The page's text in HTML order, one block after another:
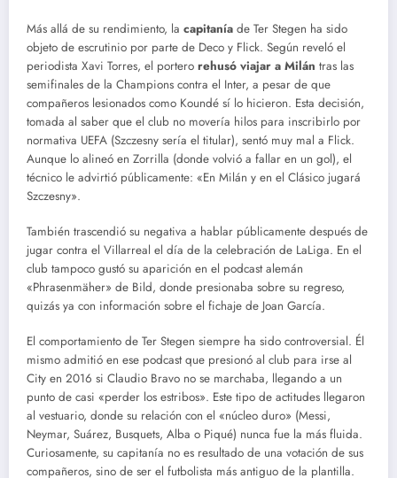
Más allá de su rendimiento, la capitanía de Ter Stegen ha sido
objeto de escrutinio por parte de Deco y Flick. Según reveló el
periodista Xavi Torres, el portero rehusó viajar a Milán tras las
semifinales de la Champions contra el Inter, a pesar de que
compañeros lesionados como Koundé sí lo hicieron. Esta decisión,
tomada al saber que el club no movería hilos para inscribirlo por
normativa UEFA (Szczesny sería el titular), sentó muy mal a Flick.
Aunque lo alineó en Zorrilla (donde volvió a fallar en un gol), el
técnico le advirtió públicamente: «En Milán y en el Clásico jugará
Szczesny».
También trascendió su negativa a hablar públicamente después de
jugar contra el Villarreal el día de la celebración de LaLiga. En el
club tampoco gustó su aparición en el podcast alemán
«Phrasenmäher» de Bild, donde presionaba sobre su regreso,
quizás ya con información sobre el fichaje de Joan García.
El comportamiento de Ter Stegen siempre ha sido controversial. Él
mismo admitió en ese podcast que presionó al club para irse al
City en 2016 si Claudio Bravo no se marchaba, llegando a un
punto de casi «perder los estribos». Este tipo de actitudes llegaron
al vestuario, donde su relación con el «núcleo duro» (Messi,
Neymar, Suárez, Busquets, Alba o Piqué) nunca fue la más fluida.
Curiosamente, su capitanía no es resultado de una votación de sus
compañeros, sino de ser el futbolista más antiguo de la plantilla.